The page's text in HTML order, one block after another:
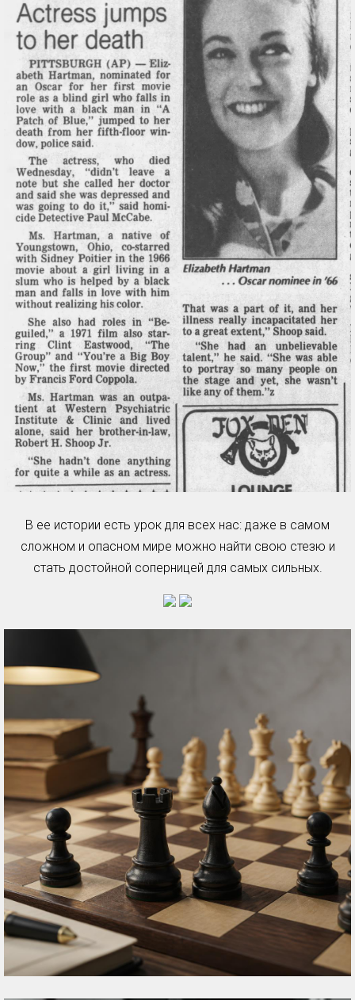
В ее истории есть урок для всех нас: даже в самом
сложном и опасном мире можно найти свою стезю и
стать достойной соперницей для самых сильных.